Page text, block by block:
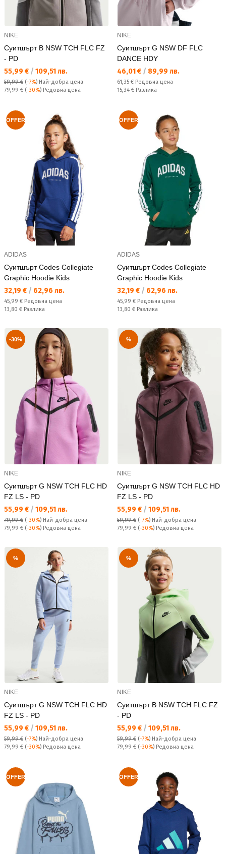
NIKE
Суитшърт B NSW TCH FLC FZ
- PD
Текуща цена:
55,99 € / 109,51 лв.
59,99 € (-7%) Най-добра цена
Редовна цена:
79,99 € (-30%) Редовна цена
NIKE
Суитшърт G NSW DF FLC
DANCE HDY
Текуща цена:
46,01 € / 89,99 лв.
Редовна цена:
61,35 € Редовна цена
Спестявате:
15,34 € Разлика
OFFER
ADIDAS
Суитшърт Codes Collegiate
Graphic Hoodie Kids
Текуща цена:
32,19 € / 62,96 лв.
Редовна цена:
45,99 € Редовна цена
Спестявате:
13,80 € Разлика
OFFER
ADIDAS
Суитшърт Codes Collegiate
Graphic Hoodie Kids
Текуща цена:
32,19 € / 62,96 лв.
Редовна цена:
45,99 € Редовна цена
Спестявате:
13,80 € Разлика
-30%
NIKE
Суитшърт G NSW TCH FLC HD
FZ LS - PD
Текуща цена:
55,99 € / 109,51 лв.
79,99 € (-30%) Най-добра цена
Редовна цена:
79,99 € (-30%) Редовна цена
%
NIKE
Суитшърт G NSW TCH FLC HD
FZ LS - PD
Текуща цена:
55,99 € / 109,51 лв.
59,99 € (-7%) Най-добра цена
Редовна цена:
79,99 € (-30%) Редовна цена
%
NIKE
Суитшърт G NSW TCH FLC HD
FZ LS - PD
Текуща цена:
55,99 € / 109,51 лв.
59,99 € (-7%) Най-добра цена
Редовна цена:
79,99 € (-30%) Редовна цена
%
NIKE
Суитшърт B NSW TCH FLC FZ
- PD
Текуща цена:
55,99 € / 109,51 лв.
59,99 € (-7%) Най-добра цена
Редовна цена:
79,99 € (-30%) Редовна цена
OFFER OFFER